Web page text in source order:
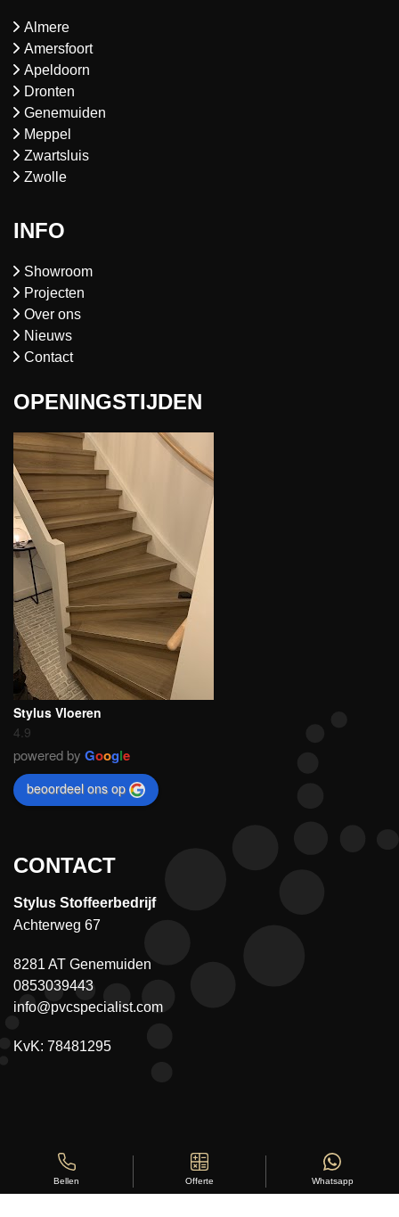
Almere
Amersfoort
Apeldoorn
Dronten
Genemuiden
Meppel
Zwartsluis
Zwolle
INFO
Showroom
Projecten
Over ons
Nieuws
Contact
OPENINGSTIJDEN
Stylus Vloeren
4.9
powered by Google
beoordeel ons op
CONTACT
Stylus Stoffeerbedrijf
Achterweg 67
8281 AT Genemuiden
0853039443
info@pvcspecialist.com
KvK: 78481295
Bellen Offerte Whatsapp